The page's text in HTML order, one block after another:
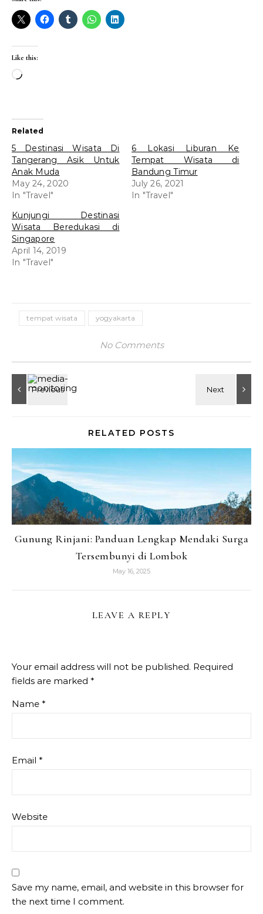
Like this:
Loading…
Related
5 Destinasi Wisata Di
Tangerang Asik Untuk
Anak Muda
May 24, 2020
In "Travel"
6 Lokasi Liburan Ke
Tempat Wisata di
Bandung Timur
July 26, 2021
In "Travel"
Kunjungi Destinasi
Wisata Beredukasi di
Singapore
April 14, 2019
In "Travel"
tempat wisata yogyakarta
No Comments
RELATED POSTS
Gunung Rinjani: Panduan Lengkap Mendaki Surga
Tersembunyi di Lombok
May 16, 2025
LEAVE A REPLY
Your email address will not be published. Required
fields are marked *
Name *
Email *
Website
Save my name, email, and website in this browser for
the next time I comment.